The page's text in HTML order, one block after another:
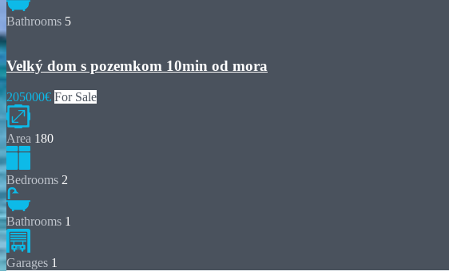
Bathrooms 5
Velký dom s pozemkom 10min od mora
205000€ For Sale
Area 180
Bedrooms 2
Bathrooms 1
Garages 1